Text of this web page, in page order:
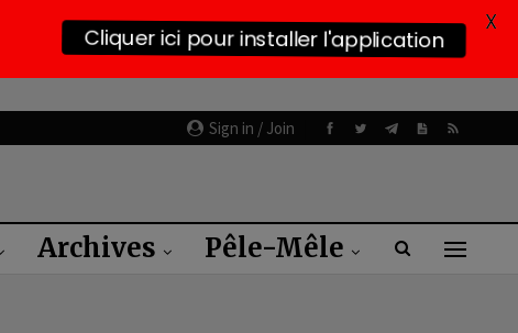
Sign in / Join
Archives Pêle-Mêle
Cliquer ici pour installer l'application
X